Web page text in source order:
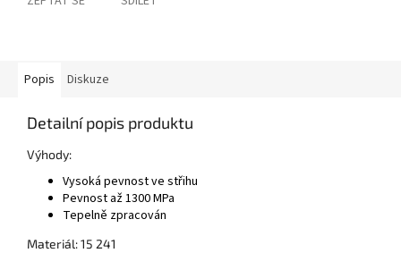
Popis Diskuze
Detailní popis produktu
Výhody:
Vysoká pevnost ve střihu
Pevnost až 1300 MPa
Tepelně zpracován
Materiál: 15 241